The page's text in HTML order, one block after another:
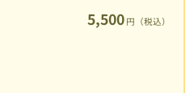
5,500 円（税込）